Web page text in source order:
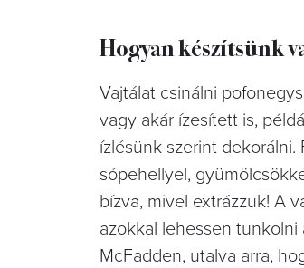
Hogyan készítsünk
Vajtálat csinálni
vagy akár ízesített is,
ízlésünk szerint
sópehellyel,
bízva, mivel extrázzuk! A
azokkal lehessen tunkolni
McFadden, utalva arra,